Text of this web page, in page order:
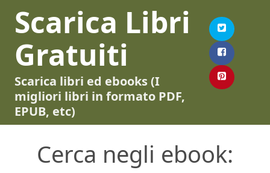
Scarica Libri
Gratuiti
Scarica libri ed ebooks (I
migliori libri in formato PDF,
EPUB, etc)
Cerca negli ebook: